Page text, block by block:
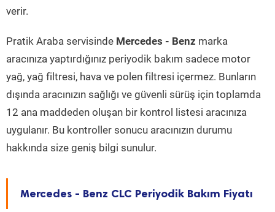
verir.
Pratik Araba servisinde Mercedes - Benz marka
aracınıza yaptırdığınız periyodik bakım sadece motor
yağ, yağ filtresi, hava ve polen filtresi içermez. Bunların
dışında aracınızın sağlığı ve güvenli sürüş için toplamda
12 ana maddeden oluşan bir kontrol listesi aracınıza
uygulanır. Bu kontroller sonucu aracınızın durumu
hakkında size geniş bilgi sunulur.
Mercedes - Benz CLC Periyodik Bakım Fiyatı